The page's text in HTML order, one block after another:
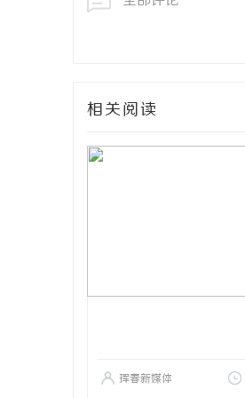
相关阅读
珲春新媒体